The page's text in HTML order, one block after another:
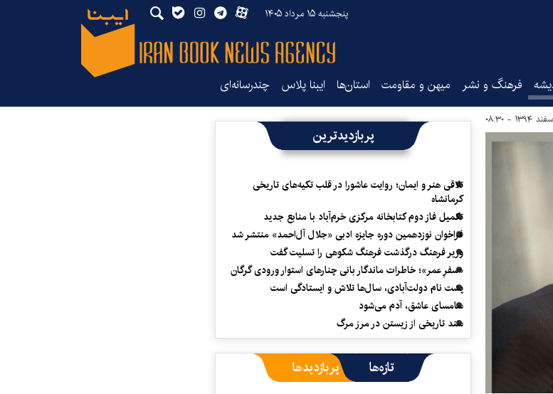
پنجشنبه ۱۵ مرداد ۱۴۰۵
فرهنگ و نشر میهن و مقاومت استان‌ها ایبنا پلاس چندرسانه‌ای
پربازدیدترین
تلاقی هنر و ایمان؛ روایت عاشورا در قلب تکیه‌های تاریخی
کرمانشاه
تکمیل فاز دوم کتابخانه مرکزی خرم‌آباد با منابع جدید
فراخوان نوزدهمین دوره جایزه ادبی «جلال آل‌احمد» منتشر شد
وزیر فرهنگ درگذشت فرهنگ شکوهی را تسلیت گفت
«سفرِ عمر»؛ خاطرات ماندگار بانی چنارهای استوار ورودی گرگان
پشت نام دولت‌آبادی، سال‌ها تلاش و ایستادگی است
سامسای عاشق، آدم می‌شود
سند تاریخی از زیستن در مرز مرگ
تازه‌ها پربازدیدها